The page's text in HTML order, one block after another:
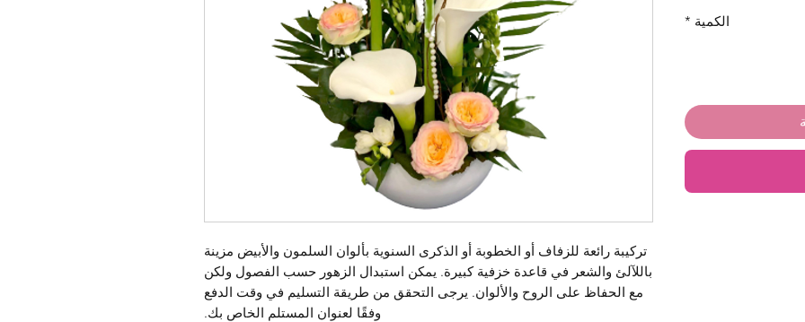
تركيبة رائعة للزفاف أو الخطوبة أو الذكرى السنوية بألوان السلمون والأبيض مزينة
باللآلئ والشعر في قاعدة خزفية كبيرة. يمكن استبدال الزهور حسب الفصول ولكن
مع الحفاظ على الروح والألوان. يرجى التحقق من طريقة التسليم في وقت الدفع
وفقًا لعنوان المستلم الخاص بك.
الكمية *